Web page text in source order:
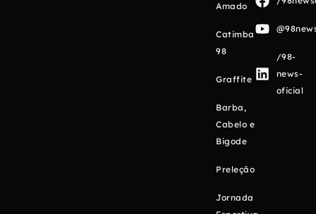
Amado
Catimba
98
Graffite
Barba,
Cabelo e
Bigode
Preleção
Jornada
/98-
news-
oficial